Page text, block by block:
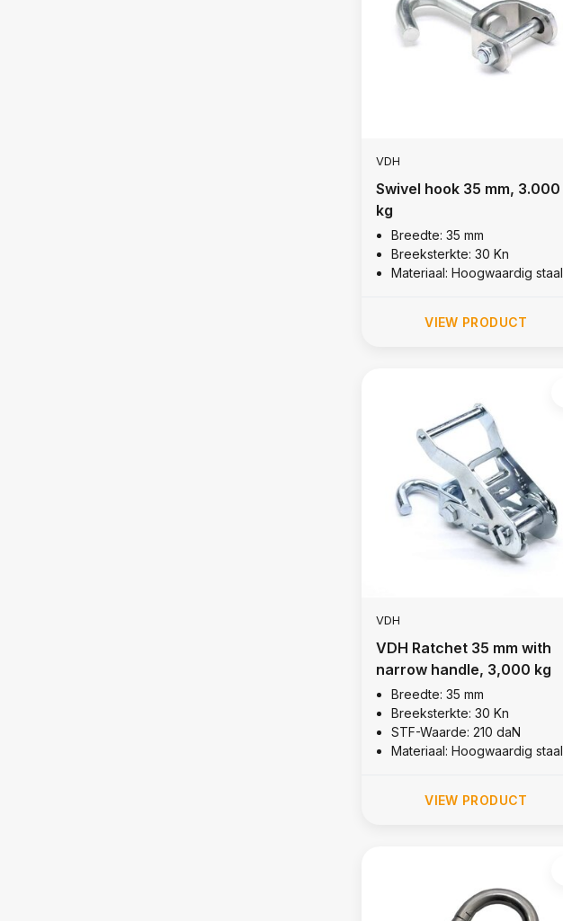
VDH
Swivel hook 35 mm, 3.000
kg
Breedte: 35 mm
Breeksterkte: 30 Kn
Materiaal: Hoogwaardig staal
VIEW PRODUCT
VDH
VDH Ratchet 35 mm with
narrow handle, 3,000 kg
Breedte: 35 mm
Breeksterkte: 30 Kn
STF-Waarde: 210 daN
Materiaal: Hoogwaardig staal
VIEW PRODUCT